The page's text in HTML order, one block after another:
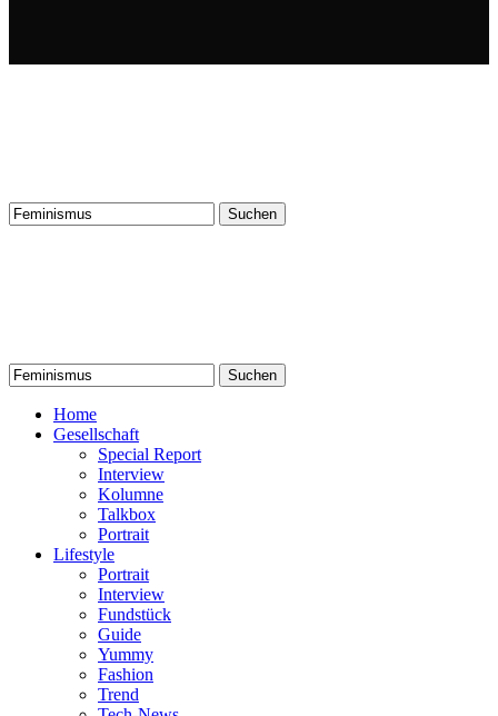
Suchen
nach:
Suchen
nach:
Home
Gesellschaft
Special Report
Interview
Kolumne
Talkbox
Portrait
Lifestyle
Portrait
Interview
Fundstück
Guide
Yummy
Fashion
Trend